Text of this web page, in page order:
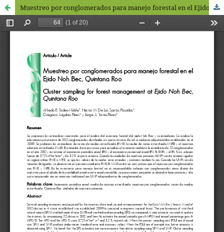
Muestreo por conglomerados para manejo forestal en el Ejido Noh Bec, Quintana Roo